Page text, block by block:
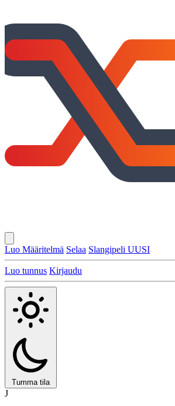
Luo Määritelmä Selaa Slangipeli UUSI
Luo tunnus Kirjaudu
Tumma tila
J